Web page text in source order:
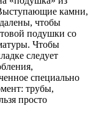
камни,
чтобы
подушки со
Чтобы
следует
специально
трубы,
просто